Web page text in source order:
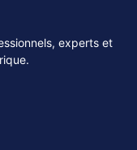
experts et